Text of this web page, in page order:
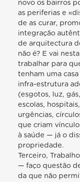
novo os bairros
as periferias e
de as curar,
integração
de arquitectura
não é? E vai
trabalhar para
tenham uma
infra-estrutura
(esgotos, luz,
escolas,
urgências,
que criam
à saúde — já o
propriedade.
Terceiro,
— faço questão
da que não